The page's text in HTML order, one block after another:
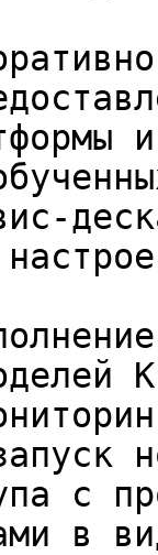
с
в